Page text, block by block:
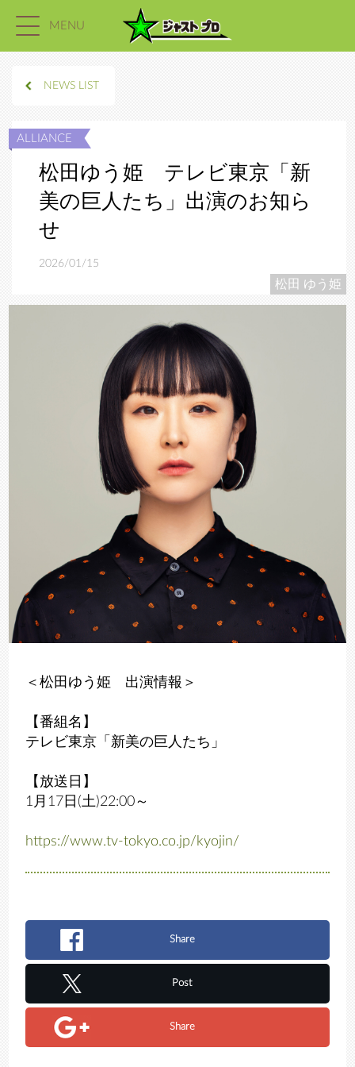
MENU
NEWS LIST
松田ゆう姫 テレビ東京「新
美の巨人たち」出演のお知ら
せ
2026/01/15
松田 ゆう姫
＜松田ゆう姫 出演情報＞
【番組名】
テレビ東京「新美の巨人たち」
【放送日】
1月17日(土)22:00～
https://www.tv-tokyo.co.jp/kyojin/
Share
Post
Share